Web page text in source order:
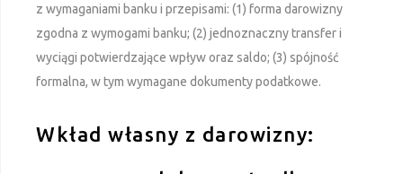
z wymaganiami banku i przepisami: (1) forma darowizny
zgodna z wymogami banku; (2) jednoznaczny transfer i
wyciągi potwierdzające wpływ oraz saldo; (3) spójność
formalna, w tym wymagane dokumenty podatkowe.
Wkład własny z darowizny: